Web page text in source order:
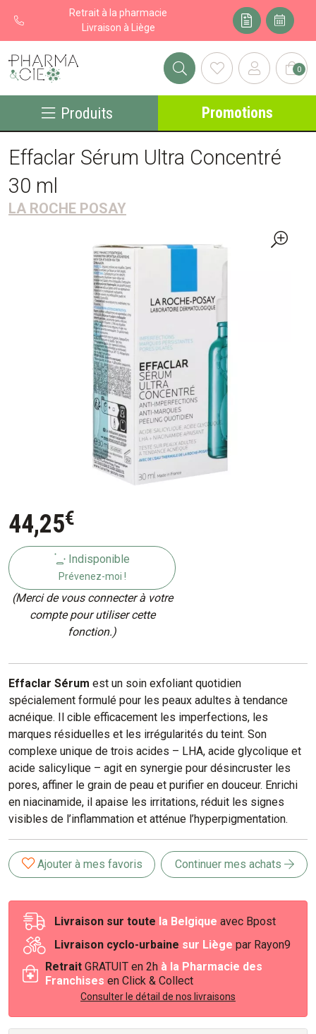
Retrait à la pharmacie
Livraison à Liège
Pharma&cie - Pharmacie des Franchises Votre export 0
Produits Promotions
Effaclar Sérum Ultra Concentré
30 ml
LA ROCHE POSAY
44,25€
Indisponible
Prévenez-moi !
(Merci de vous connecter à votre
compte pour utiliser cette
fonction.)
Effaclar Sérum est un soin exfoliant quotidien
spécialement formulé pour les peaux adultes à tendance
acnéique. Il cible efficacement les imperfections, les
marques résiduelles et les irrégularités du teint. Son
complexe unique de trois acides – LHA, acide glycolique et
acide salicylique – agit en synergie pour désincruster les
pores, affiner le grain de peau et purifier en douceur. Enrichi
en niacinamide, il apaise les irritations, réduit les signes
visibles de l’inflammation et atténue l’hyperpigmentation.
Ajouter à mes favoris Continuer mes achats
Livraison sur toute la Belgique avec Bpost
Livraison cyclo-urbaine sur Liège par Rayon9
Retrait GRATUIT en 2h à la Pharmacie des
Franchises en Click & Collect
Consulter le détail de nos livraisons